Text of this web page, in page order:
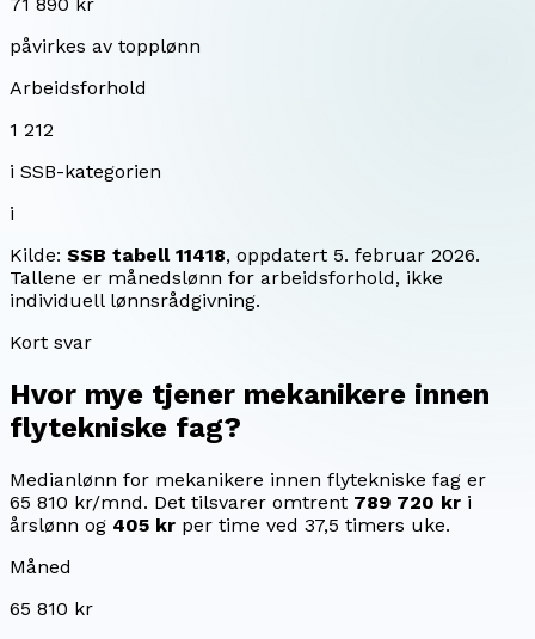
påvirkes av topplønn
Arbeidsforhold
1 212
i SSB-kategorien
i
Kilde: SSB tabell 11418, oppdatert 5. februar 2026.
Tallene er månedslønn for arbeidsforhold, ikke
individuell lønnsrådgivning.
Kort svar
Hvor mye tjener mekanikere innen
flytekniske fag?
Medianlønn for mekanikere innen flytekniske fag er
65 810 kr/mnd. Det tilsvarer omtrent 789 720 kr i
årslønn og 405 kr per time ved 37,5 timers uke.
Måned
65 810 kr